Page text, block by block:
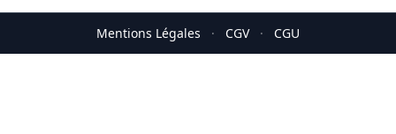
Mentions Légales · CGV · CGU